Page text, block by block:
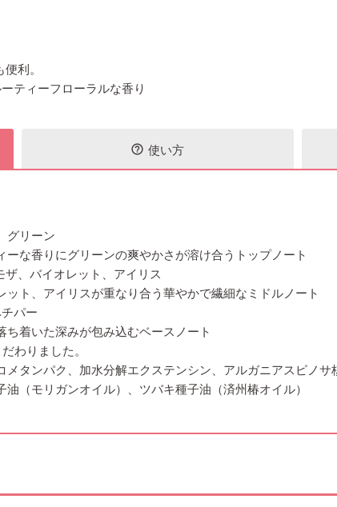
利。
ティーフローラルな香り
help_outline 使い方
グリーン
な香りにグリーンの爽やかさが溶け合うトップノート
、バイオレット、アイリス
ト、アイリスが重なり合う華やかで繊細なミドルノート
パー
着いた深みが包み込むベースノート
わりました。
タンパク、加水分解エクステンシン、アルガニアスピノ
（モリガンオイル）、ツバキ種子油（済州椿オイル）